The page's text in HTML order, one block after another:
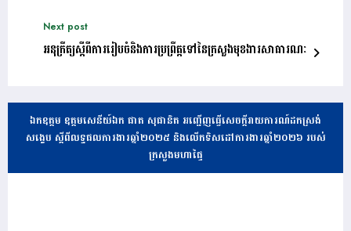
Next post
អនុក្រឹត្យស្ដីពីការរៀបចំនិងការប្រព្រឹត្តទៅនៃក្រសួងមុខងារសាធារណៈ
ឯកឧត្តម ឧត្តមសេនីយ៍ឯក ផាត សុផានិត អញ្ជើញធ្វើសេចក្តីរាយការណ៍ដកស្រង់
សង្ខេប ស្តីពីលទ្ធផលការងារឆ្នាំ២០២៥ និងលើកទិសដៅការងារឆ្នាំ២០២៦ របស់
ក្រសួងមហាផ្ទៃ